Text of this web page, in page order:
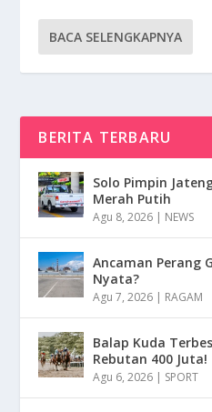
BACA SELENGKAPNYA
BERITA TERBARU
Solo Pimpin
Merah Putih
Agu 8, 2026 | NEWS
Ancaman Perang
Nyata?
Agu 7, 2026 | RAGAM
Balap Kuda
Rebutan 400 Juta!
Agu 6, 2026 | SPORT